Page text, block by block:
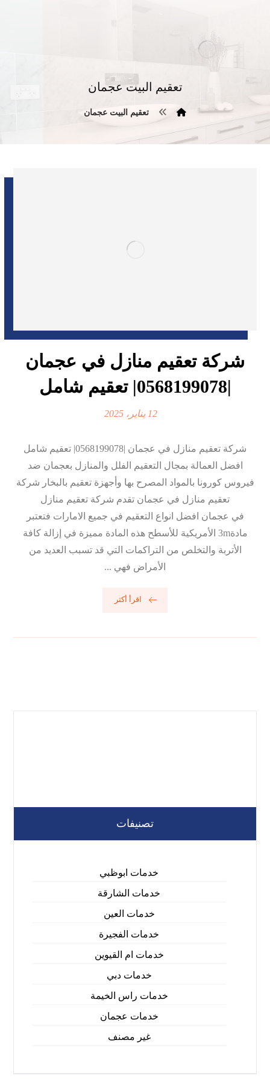
تعقيم البيت عجمان
تعقيم البيت عجمان
شركة تعقيم منازل في عجمان
|0568199078| تعقيم شامل
12 يناير، 2025
شركة تعقيم منازل في عجمان |0568199078| تعقيم شامل
افضل العمالة بمجال التعقيم الفلل والمنازل بعجمان ضد
فيروس كورونا بالمواد المصرح بها وأجهزة تعقيم بالبخار شركة
تعقيم منازل في عجمان تقدم شركة تعقيم منازل
في عجمان افضل انواع التعقيم في جميع الامارات فتعتبر
مادة3m الأمريكية للأسطح هذه المادة مميزة في إزالة كافة
الأتربة والتخلص من التراكمات التي قد تسبب العديد من
الأمراض فهي ...
اقرأ أكثر
تصنيفات
خدمات ابوظبي
خدمات الشارقة
خدمات العين
خدمات الفجيرة
خدمات ام القيوين
خدمات دبي
خدمات راس الخيمة
خدمات عجمان
غير مصنف